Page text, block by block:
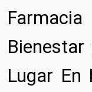
Lugar En